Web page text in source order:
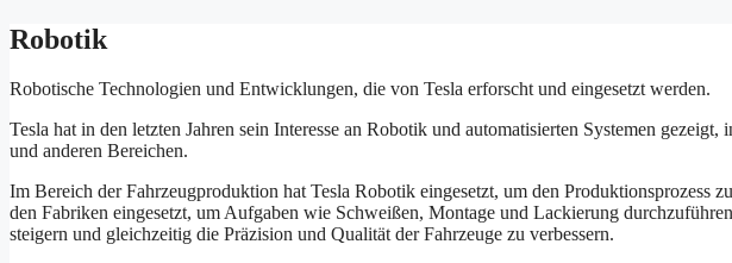
Robotik
Robotische Technologien und Entwicklungen, die von Tesla erforscht und eingesetzt werden.
Tesla hat in den letzten Jahren sein Interesse an Robotik und automatisierten Systemen
und anderen Bereichen.
Im Bereich der Fahrzeugproduktion hat Tesla Robotik eingesetzt, um den Produktionsprozess
den Fabriken eingesetzt, um Aufgaben wie Schweißen, Montage und Lackierung
steigern und gleichzeitig die Präzision und Qualität der Fahrzeuge zu verbessern.